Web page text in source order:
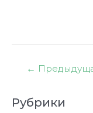
Навигация
записям
←
Рубрики